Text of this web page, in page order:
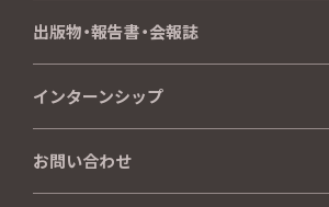
出版物・報告書・会報誌
インターンシップ
お問い合わせ